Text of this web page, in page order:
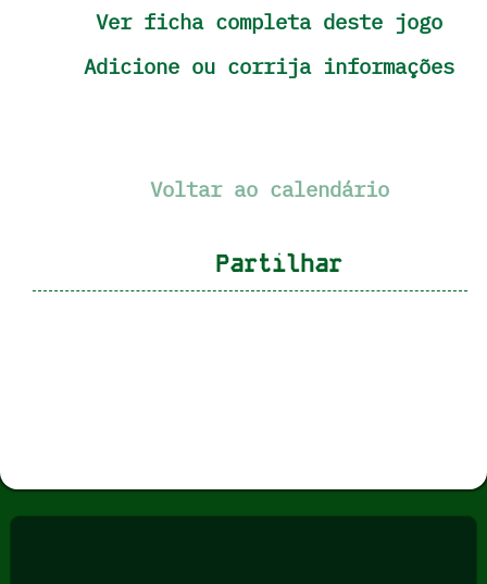
Ver ficha completa deste jogo
Adicione ou corrija informações
Voltar ao calendário
Partilhar